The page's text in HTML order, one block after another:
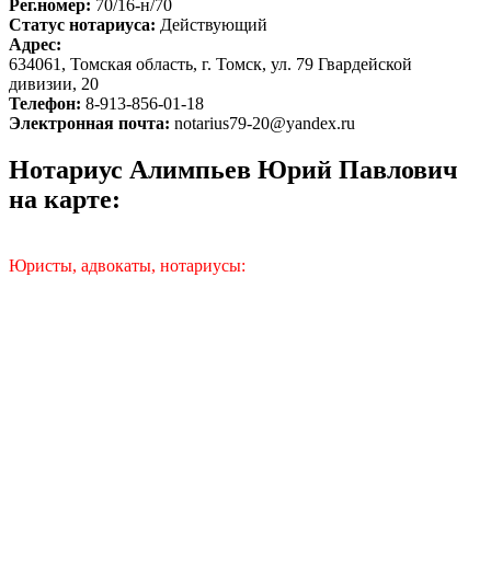
Рег.номер: 70/16-н/70
Статус нотариуса: Действующий
Адрес:
634061, Томская область, г. Томск, ул. 79 Гвардейской
дивизии, 20
Телефон: 8-913-856-01-18
Электронная почта: notarius79-20@yandex.ru
Нотариус Алимпьев Юрий Павлович
на карте:
Юристы, адвокаты, нотариусы: